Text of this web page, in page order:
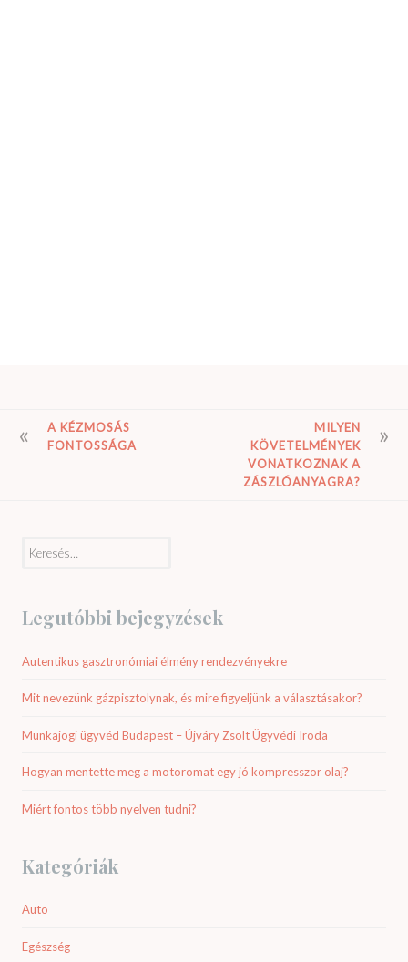
BEJEGYZÉS
NAVIGÁCIÓ
A KÉZMOSÁS
FONTOSSÁGA
MILYEN
KÖVETELMÉNYEK
VONATKOZNAK A
ZÁSZLÓANYAGRA?
Legutóbbi bejegyzések
Autentikus gasztronómiai élmény rendezvényekre
Mit nevezünk gázpisztolynak, és mire figyeljünk a választásakor?
Munkajogi ügyvéd Budapest – Újváry Zsolt Ügyvédi Iroda
Hogyan mentette meg a motoromat egy jó kompresszor olaj?
Miért fontos több nyelven tudni?
Kategóriák
Auto
Egészség